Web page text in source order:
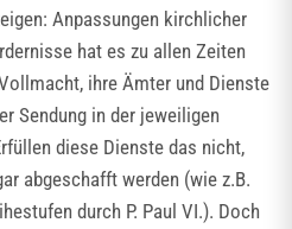
Anpassungen kirchlicher
hat es zu allen Zeiten
ihre Ämter und Dienste
Sendung in der jeweiligen
diese Dienste das nicht,
abgeschafft werden (wie z.B.
durch P. Paul VI.). Doch